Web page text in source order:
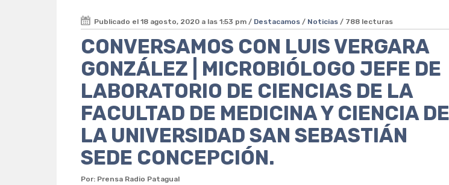
Publicado el 18 agosto, 2020 a las 1:53 pm / Destacamos / Noticias / 788 lecturas
CONVERSAMOS CON LUIS VERGARA
GONZÁLEZ | MICROBIÓLOGO JEFE DE
LABORATORIO DE CIENCIAS DE LA
FACULTAD DE MEDICINA Y CIENCIA DE
LA UNIVERSIDAD SAN SEBASTIÁN
SEDE CONCEPCIÓN.
Por: Prensa Radio Patagual